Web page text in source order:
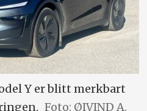
Y er blitt merkbart
Foto: ØIVIND A.